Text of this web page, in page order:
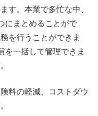
す。本業で多忙な中、
にまとめることがで
を行うことができま
を一括して管理できま
料の軽減、コストダウ